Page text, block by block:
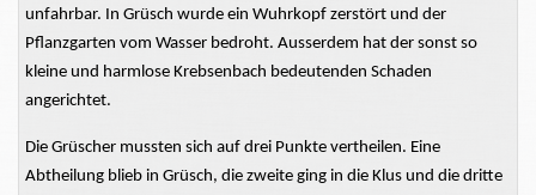
unfahrbar. In Grüsch wurde ein Wuhrkopf zerstört und der
Pflanzgarten vom Wasser bedroht. Ausserdem hat der sonst so
kleine und harmlose Krebsenbach bedeutenden Schaden
angerichtet.
Die Grüscher mussten sich auf drei Punkte vertheilen. Eine
Abtheilung blieb in Grüsch, die zweite ging in die Klus und die dritte